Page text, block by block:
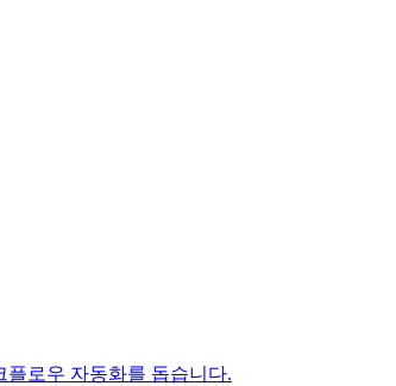
플로우 자동화를 돕습니다.